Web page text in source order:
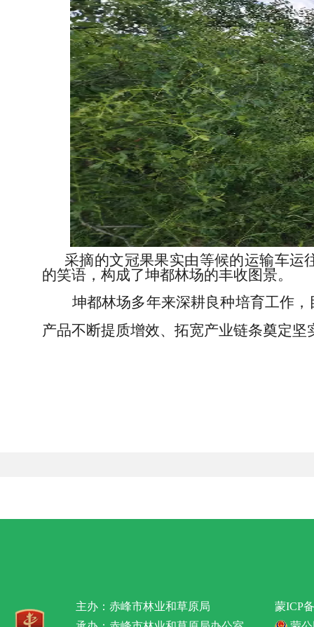
采摘的文冠果果实由等候的运输车运
的笑语，构成了坤都林场的丰收图景。
坤都林场多年来深耕良种培育工作
产品不断提质增效、拓宽产业链条奠定坚
主办：赤峰市林业和草原局
蒙ICP